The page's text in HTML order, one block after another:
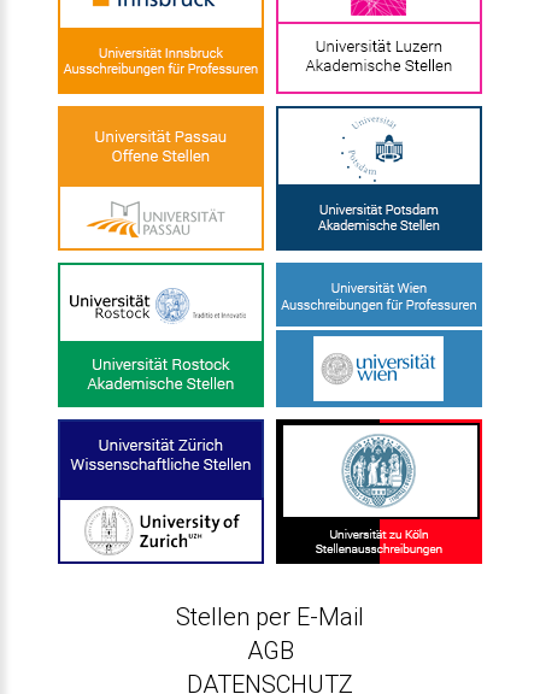
Stellen per E-Mail
AGB
DATENSCHUTZ